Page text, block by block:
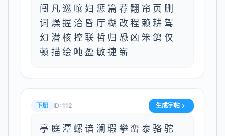
闯凡巡嚷妇惩篇荐翻帘页删
词燥握洽昏厅糊改程赖耕驾
幻潜核控联哲归恐凶笨鸽仅
顿描绘吨盈敏捷崭
下册 ID: 112 生成字帖
亭庭潭螺谙澜瑕攀峦泰骆驼